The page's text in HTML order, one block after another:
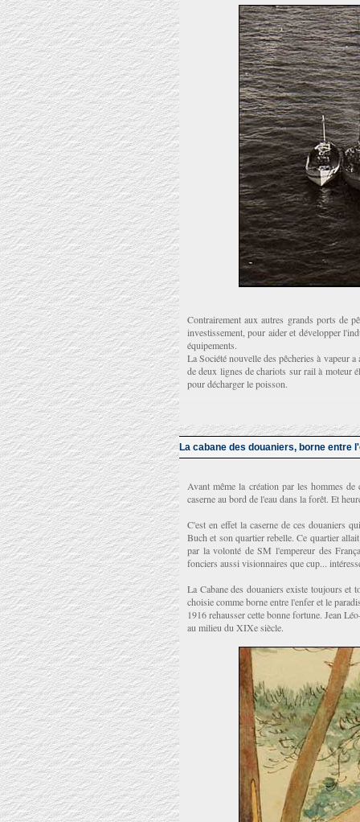
Contrairement aux autres grands ports de
investissement, pour aider et développer
équipements.
La Société nouvelle des pêcheries à vapeur
de deux lignes de chariots sur rail à moteur
pour décharger le poisson.
La cabane des douaniers, borne entre
Avant même la création par les hommes
caserne au bord de l'eau dans la forêt. Et
C'est en effet la caserne de ces douaniers
Buch et son quartier rebelle. Ce quartier
par la volonté de SM l'empereur des
fonciers aussi visionnaires que cup...
La Cabane des douaniers existe toujours et
choisie comme borne entre l'enfer et le
1916 rehausser cette bonne fortune. Jean
au milieu du XIXe siècle.